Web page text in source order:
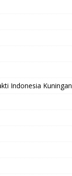
Indonesia Kuningan